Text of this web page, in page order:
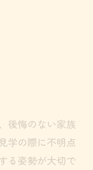
後悔のない家族
学の際に不明点
る姿勢が大切で